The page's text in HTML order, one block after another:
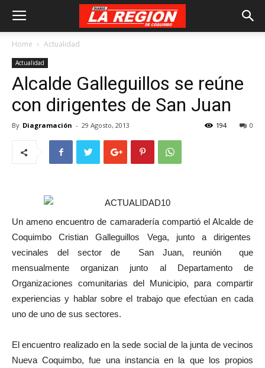
Home Actualidad
Actualidad
Alcalde Galleguillos se reúne
con dirigentes de San Juan
By Diagramación - 29 Agosto, 2013 0
194
Un ameno encuentro de camaradería compartió el Alcalde de
Coquimbo Cristian Galleguillos Vega, junto a dirigentes
vecinales del sector de San Juan, reunión que
mensualmente organizan junto al Departamento de
Organizaciones comunitarias del Municipio, para compartir
experiencias y hablar sobre el trabajo que efectúan en cada
uno de uno de sus sectores.
El encuentro realizado en la sede social de la junta de vecinos
Nueva Coquimbo, fue una instancia en la que los propios